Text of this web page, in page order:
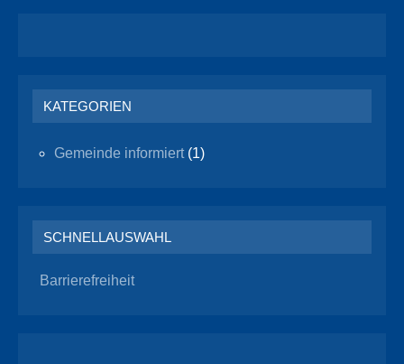
KATEGORIEN
Gemeinde informiert(1)
SCHNELLAUSWAHL
Barrierefreiheit